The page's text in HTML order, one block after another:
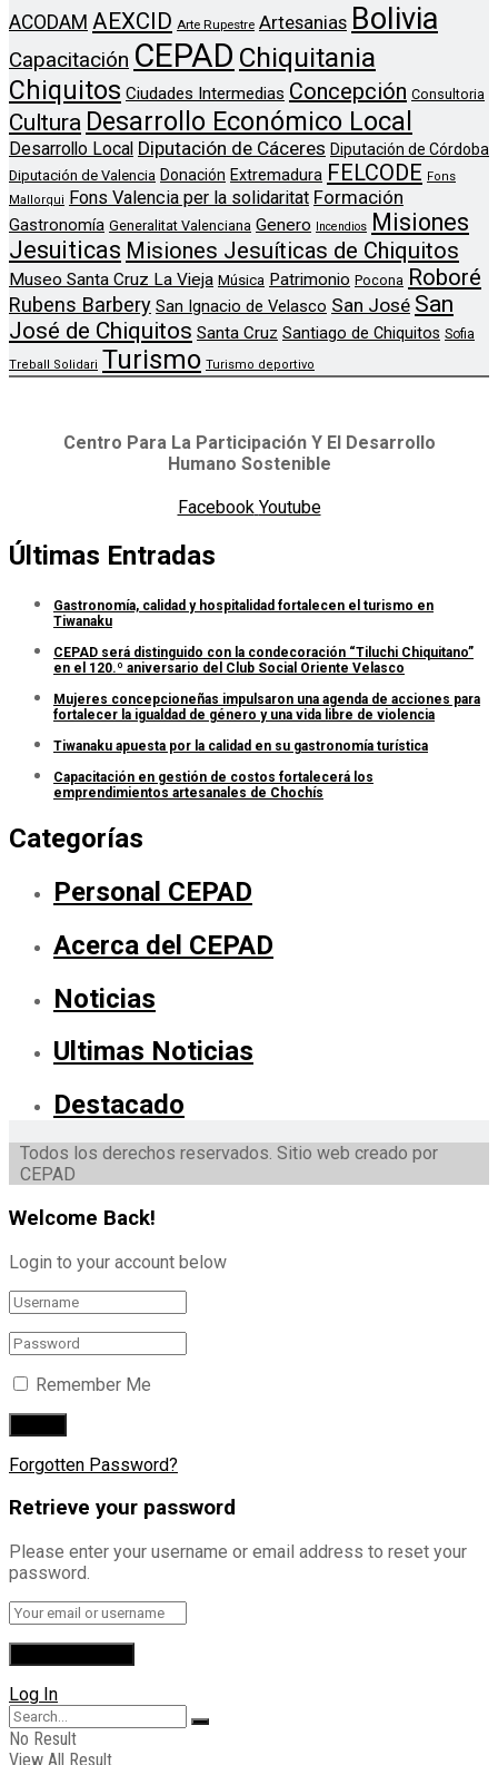
ACODAM AEXCID Arte Rupestre Artesanias Bolivia
Capacitación CEPAD Chiquitania
Chiquitos Ciudades Intermedias Concepción Consultoria
Cultura Desarrollo Económico Local
Desarrollo Local Diputación de Cáceres Diputación de Córdoba
Diputación de Valencia Donación Extremadura FELCODE Fons
Mallorqui Fons Valencia per la solidaritat Formación
Gastronomía Generalitat Valenciana Genero Incendios Misiones
Jesuiticas Misiones Jesuíticas de Chiquitos
Museo Santa Cruz La Vieja Música Patrimonio Pocona Roboré
Rubens Barbery San Ignacio de Velasco San José San
José de Chiquitos Santa Cruz Santiago de Chiquitos Sofia
Treball Solidari Turismo Turismo deportivo
Centro Para La Participación Y El Desarrollo
Humano Sostenible
Facebook Youtube
Últimas Entradas
Gastronomía, calidad y hospitalidad fortalecen el turismo en
Tiwanaku
CEPAD será distinguido con la condecoración “Tiluchi Chiquitano”
en el 120.º aniversario del Club Social Oriente Velasco
Mujeres concepcioneñas impulsaron una agenda de acciones para
fortalecer la igualdad de género y una vida libre de violencia
Tiwanaku apuesta por la calidad en su gastronomía turística
Capacitación en gestión de costos fortalecerá los
emprendimientos artesanales de Chochís
Categorías
Personal CEPAD
Acerca del CEPAD
Noticias
Ultimas Noticias
Destacado
Todos los derechos reservados. Sitio web creado por
CEPAD
Welcome Back!
Login to your account below
Remember Me
Forgotten Password?
Retrieve your password
Please enter your username or email address to reset your
password.
Log In
No Result
View All Result